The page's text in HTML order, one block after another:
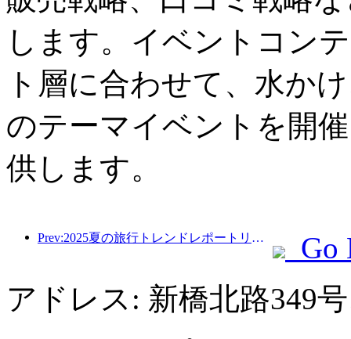
します。イベントコン
ト層に合わせて、水か
のテーマイベントを開
供します。
Prev:2025夏の旅行トレンドレポートリリース：親子の顧客ベースは60％以上を占めています
Go
アドレス: 新橋北路349